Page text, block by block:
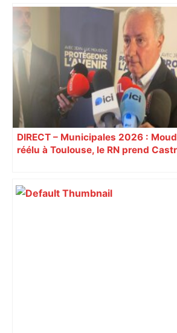
OM : Toulouse, un adversaire qui
réussit au club olympien en Ligue 1
La Provence
DIRECT – Municipales 2026 :
réélu à Toulouse, le RN prend